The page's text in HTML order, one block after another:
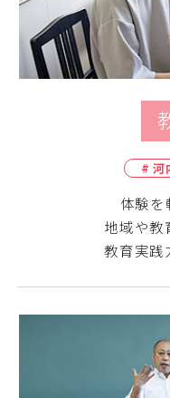
# 河
体験を
地域や教
教育実践